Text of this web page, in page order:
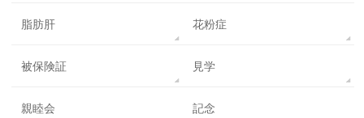
脂肪肝 花粉症
被保険証 見学
親睦会 記念